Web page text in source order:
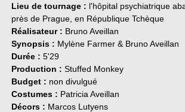
Lieu de tournage : l'hôpital psychiatrique
près de Prague, en République Tchèque
Réalisateur : Bruno Aveillan
Synopsis : Mylène Farmer & Bruno Aveillan
Durée : 5'29
Production : Stuffed Monkey
Budget : non divulgué
Costumes : Patricia Aveillan
Décors : Marcos Lutyens